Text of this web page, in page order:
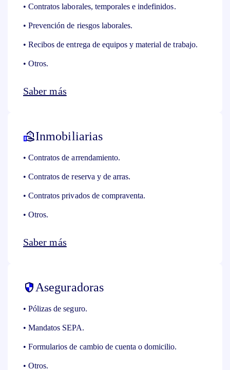
• Contratos laborales, temporales e indefinidos.
• Prevención de riesgos laborales.
• Recibos de entrega de equipos y material de trabajo.
• Otros.
Saber más
Inmobiliarias
• Contratos de arrendamiento.
• Contratos de reserva y de arras.
• Contratos privados de compraventa.
• Otros.
Saber más
Aseguradoras
• Pólizas de seguro.
• Mandatos SEPA.
• Formularios de cambio de cuenta o domicilio.
• Otros.